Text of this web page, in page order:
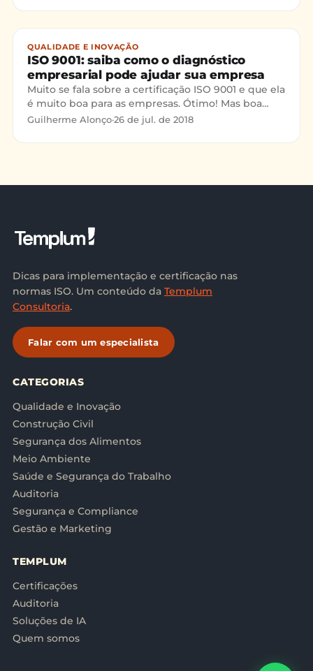
processo que se queira analisar o comportamento.
QUALIDADE E INOVAÇÃO
ISO 9001: saiba como o diagnóstico
empresarial pode ajudar sua empresa
Muito se fala sobre a certificação ISO 9001 e que ela
é muito boa para as empresas. Ótimo! Mas boa
para o que? No texto de hoje quero explorar um
Guilherme Alonço·26 de jul. de 2018
Dicas para implementação e certificação nas
normas ISO. Um conteúdo da Templum
Consultoria.
Falar com um especialista
CATEGORIAS
Qualidade e Inovação
Construção Civil
Segurança dos Alimentos
Meio Ambiente
Saúde e Segurança do Trabalho
Auditoria
Segurança e Compliance
Gestão e Marketing
TEMPLUM
Certificações
Auditoria
Soluções de IA
Quem somos